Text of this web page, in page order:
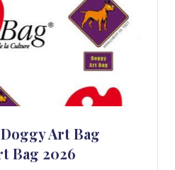
Art Bag
Bag 2026